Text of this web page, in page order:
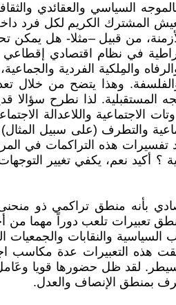
السياسي والعقائدي
المشترك الكريم لكل فرد
من قبيل –مثلا- هل يمكن
في نظام اقتصادي
والمِلكية الفردية
المستقبلية. لذا نطرح
الاجتماعية واللاعدالة
والتطرف (على سبيل المثال)
تجد تفسيرات هذه التراكمات
؟ أكيد نعم، يكفي تغيير
بأنه منطق تراكمي ذو
المنطق تعبيرات تلعب دوراً
والنقابات والجمعيات
هذه التعبيرات عدة مكاسب
لقد ظل حضورها قويا
بمنطق الإنصاف والعدل.